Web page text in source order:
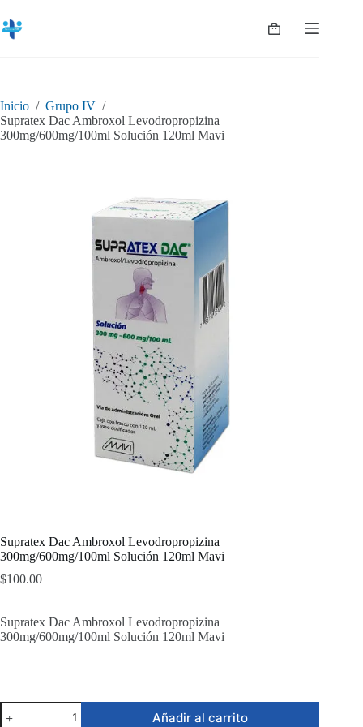
al
contenido
Shopping
Inicio / Grupo IV /
Supratex Dac Ambroxol Levodropropizina
300mg/600mg/100ml Solución 120ml Mavi
Supratex Dac Ambroxol Levodropropizina
300mg/600mg/100ml Solución 120ml Mavi
$100.00
Supratex Dac Ambroxol Levodropropizina
300mg/600mg/100ml Solución 120ml Mavi
Supratex
Dac
Añadir al carrito